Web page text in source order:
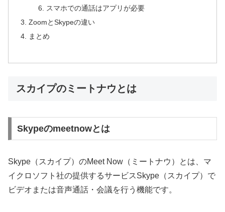
スマホでの通話はアプリが必要
ZoomとSkypeの違い
まとめ
スカイプのミートナウとは
Skypeのmeetnowとは
Skype（スカイプ）のMeet Now（ミートナウ）とは、マ
イクロソフト社の提供するサービスSkype（スカイプ）で
ビデオまたは音声通話・会議を行う機能です。